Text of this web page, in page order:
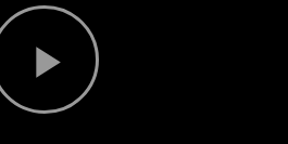
Play